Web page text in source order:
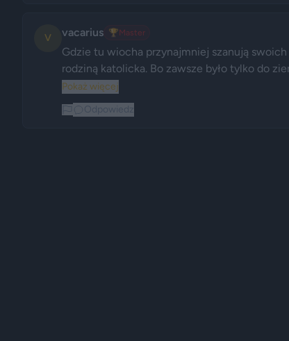
V vacarius 🏆Master
Gdzie tu wiocha przynajmniej szanują
rodziną katolicka. Bo zawsze było tylko do
Pokaż więcej